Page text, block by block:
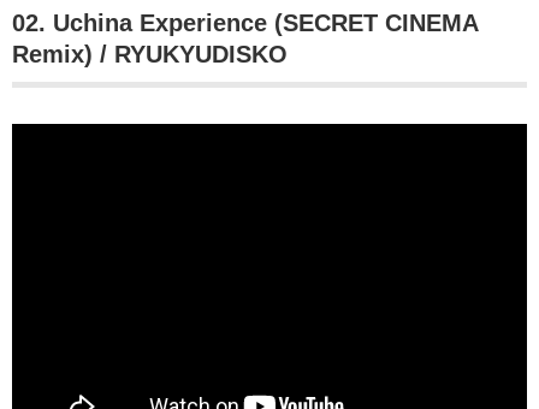
02. Uchina Experience (SECRET CINEMA
Remix) / RYUKYUDISKO